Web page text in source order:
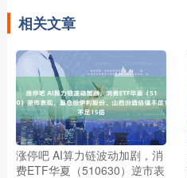
相关文章
涨停吧 AI算力链波动加剧，消
费ETF华夏（510630）逆市表